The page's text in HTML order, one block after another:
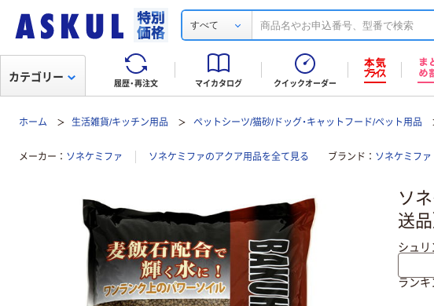
すべて
履歴・再注文 マイカタログ クイックオーダー
カテゴリー
ホーム 生活雑貨/キッチン用品 ペットシーツ/猫砂/ドッグ・キャットフード/ペット用品
メーカー ソネケミファ ソネケミファのアクア用品を全て見る ブランド ソネケミファ
ソ
送品
シュリ
ランキ